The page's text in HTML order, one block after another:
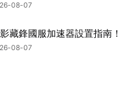
08-07
藏鋒國服加速器設置指南！
08-07